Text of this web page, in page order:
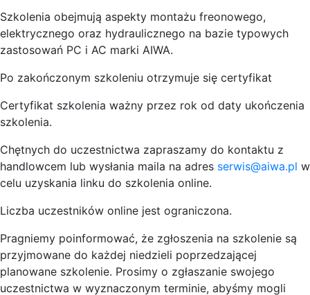
Szkolenia obejmują aspekty montażu freonowego,
elektrycznego oraz hydraulicznego na bazie typowych
zastosowań PC i AC marki AIWA.
Po zakończonym szkoleniu otrzymuje się certyfikat
Certyfikat szkolenia ważny przez rok od daty ukończenia
szkolenia.
Chętnych do uczestnictwa zapraszamy do kontaktu z
handlowcem lub wysłania maila na adres serwis@aiwa.pl w
celu uzyskania linku do szkolenia online.
Liczba uczestników online jest ograniczona.
Pragniemy poinformować, że zgłoszenia na szkolenie są
przyjmowane do każdej niedzieli poprzedzającej
planowane szkolenie. Prosimy o zgłaszanie swojego
uczestnictwa w wyznaczonym terminie, abyśmy mogli